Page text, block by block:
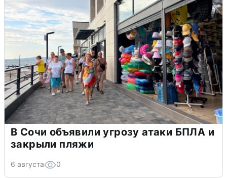
В Сочи объявили угрозу атаки БПЛА и
закрыли пляжи
6 августа 0